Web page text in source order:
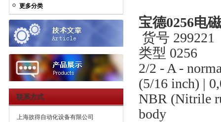
更多分类
联系方式
上海故得自动化设备有限公司
宝德0256电
货号 299221
类型 0256
2/2 - A -
(5/16 inch) |
NBR (Nitrile
body